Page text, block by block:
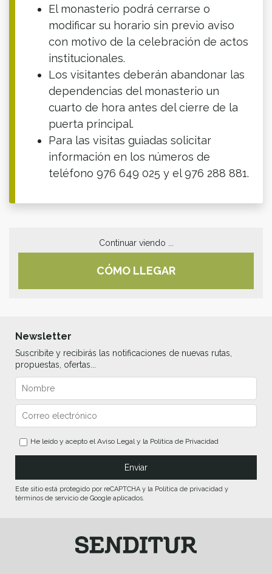
El monasterio podrá cerrarse o
modificar su horario sin previo aviso
con motivo de la celebración de actos
institucionales.
Los visitantes deberán abandonar las
dependencias del monasterio un
cuarto de hora antes del cierre de la
puerta principal.
Para las visitas guiadas solicitar
información en los números de
teléfono 976 649 025 y el 976 288 881.
Continuar viendo ...
CÓMO LLEGAR
Newsletter
Suscribite y recibirás las notificaciones de nuevas rutas,
propuestas, ofertas...
He leído y acepto el Aviso Legal y la Política de Privacidad
Este sitio está protegido por reCAPTCHA y la Política de privacidad y
términos de servicio de Google aplicados.